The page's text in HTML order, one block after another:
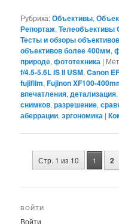
Рубрика:Объективы,
Репортаж,Телеобъективы
Тесты и обзоры
объективов более 400мм,
природе,фототехника |
f/4.5-5.6L IS II USM,Canon
fujifilm,Fujinon XF100-
впечатления,детализация
снимков,разрешение,
аберрации,эргономика |
Навигация
Стр. 1 из 10 1 2
ВОЙТИ
Войти